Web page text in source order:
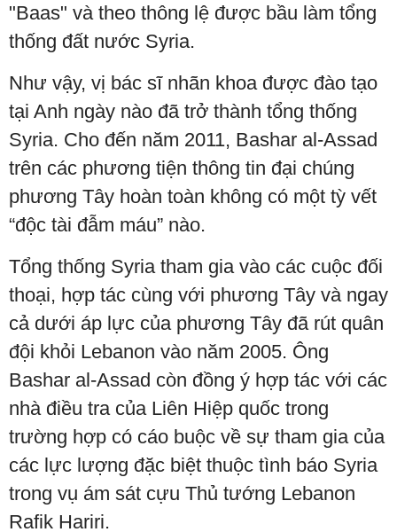
"Baas" và theo thông lệ được bầu làm tổng
thống đất nước Syria.
Như vậy, vị bác sĩ nhãn khoa được đào tạo
tại Anh ngày nào đã trở thành tổng thống
Syria. Cho đến năm 2011, Bashar al-Assad
trên các phương tiện thông tin đại chúng
phương Tây hoàn toàn không có một tỳ vết
“độc tài đẫm máu” nào.
Tổng thống Syria tham gia vào các cuộc đối
thoại, hợp tác cùng với phương Tây và ngay
cả dưới áp lực của phương Tây đã rút quân
đội khỏi Lebanon vào năm 2005. Ông
Bashar al-Assad còn đồng ý hợp tác với các
nhà điều tra của Liên Hiệp quốc trong
trường hợp có cáo buộc về sự tham gia của
các lực lượng đặc biệt thuộc tình báo Syria
trong vụ ám sát cựu Thủ tướng Lebanon
Rafik Hariri.